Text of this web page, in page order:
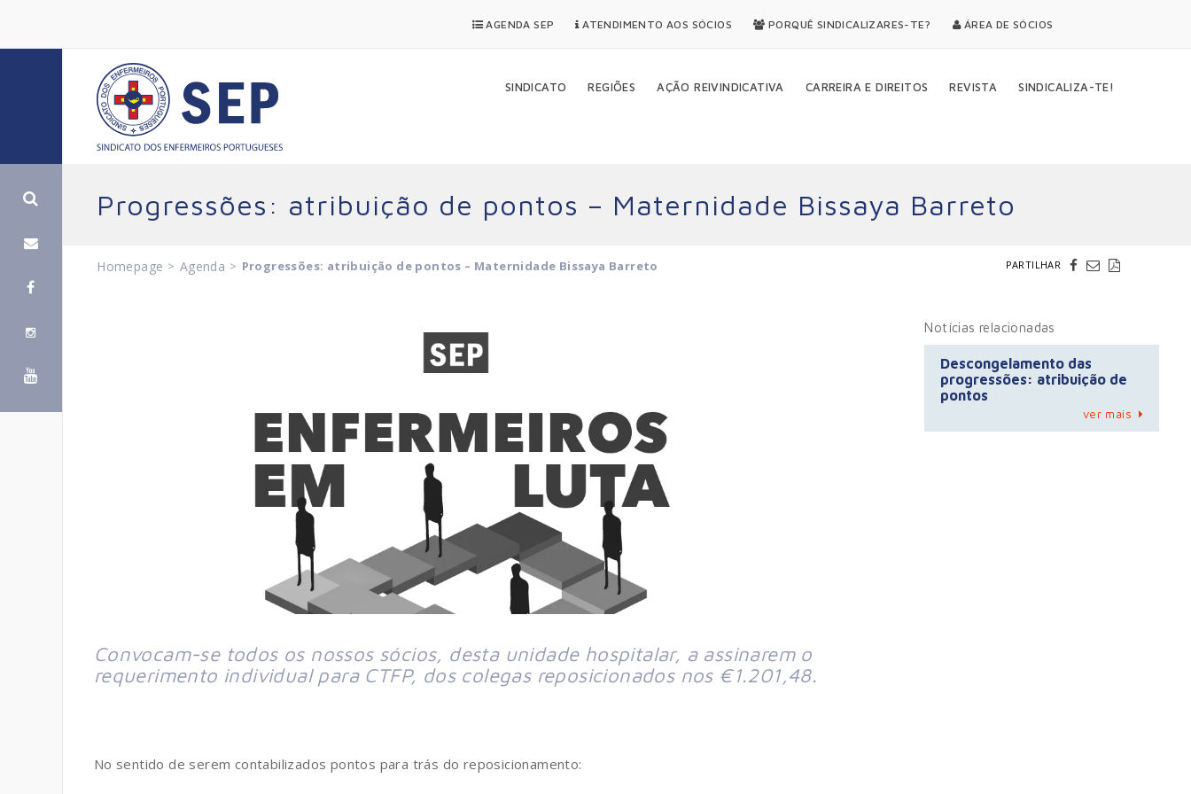
AGENDA SEP ATENDIMENTO AOS SÓCIOS PORQUÊ SINDICALIZARES-TE? ÁREA DE SÓCIOS
SINDICATO REGIÕES AÇÃO REIVINDICATIVA CARREIRA E DIREITOS REVISTA SINDICALIZA-TE!
Progressões: atribuição de pontos – Maternidade Bissaya Barreto
Homepage > Agenda > Progressões: atribuição de pontos – Maternidade Bissaya Barreto PARTILHAR
Convocam-se todos os nossos sócios, desta unidade hospitalar, a assinarem o
requerimento individual para CTFP, dos colegas reposicionados nos €1.201,48.
No sentido de serem contabilizados pontos para trás do reposicionamento:
Notícias relacionadas
Descongelamento das
progressões: atribuição de
pontos
ver mais